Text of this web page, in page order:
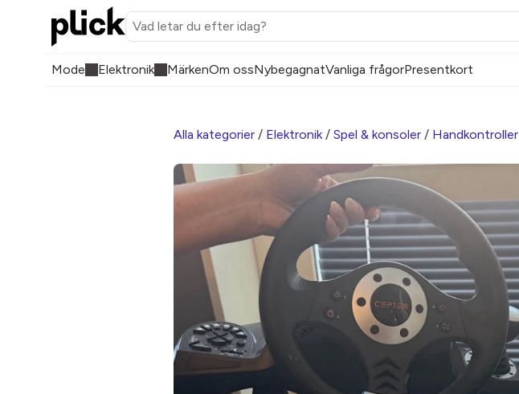
Mode Elektronik MärkenOm ossNybegagnatVanliga frågorPresentkort
Alla kategorier / Elektronik/ Spel & konsoler / Handkontroller